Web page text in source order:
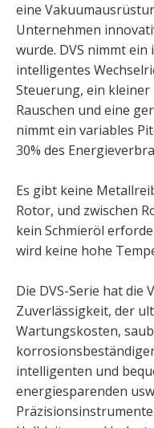
eine
Unternehmen
wurde. DVS nimmt
intelligentes
Steuerung, ein
Rauschen und eine
nimmt ein variables
30% des
Es gibt keine
Rotor, und zwischen
kein Schmieröl
wird keine hohe
Die DVS-Serie hat
Zuverlässigkeit, der
Wartungskosten,
intelligenten und
energiesparenden